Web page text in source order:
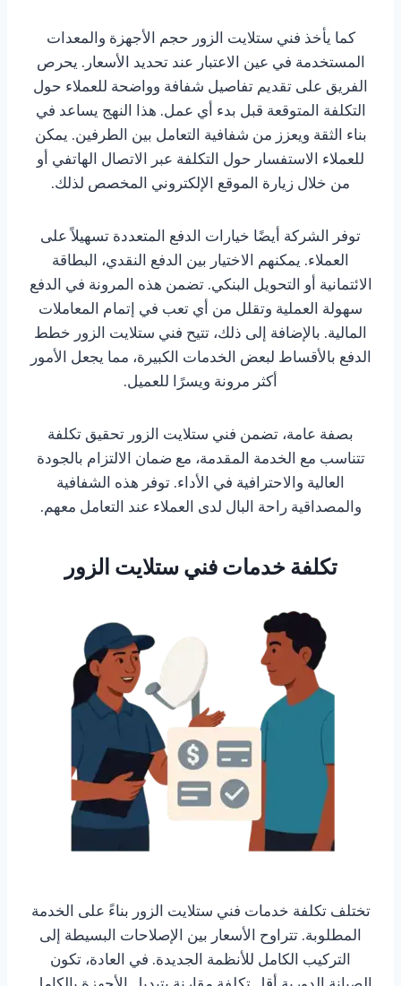
كما يأخذ فني ستلايت الزور حجم الأجهزة والمعدات
المستخدمة في عين الاعتبار عند تحديد الأسعار. يحرص
الفريق على تقديم تفاصيل شفافة وواضحة للعملاء حول
التكلفة المتوقعة قبل بدء أي عمل. هذا النهج يساعد في
بناء الثقة ويعزز من شفافية التعامل بين الطرفين. يمكن
للعملاء الاستفسار حول التكلفة عبر الاتصال الهاتفي أو
من خلال زيارة الموقع الإلكتروني المخصص لذلك.
توفر الشركة أيضًا خيارات الدفع المتعددة تسهيلاً على
العملاء. يمكنهم الاختيار بين الدفع النقدي، البطاقة
الائتمانية أو التحويل البنكي. تضمن هذه المرونة في الدفع
سهولة العملية وتقلل من أي تعب في إتمام المعاملات
المالية. بالإضافة إلى ذلك، تتيح فني ستلايت الزور خطط
الدفع بالأقساط لبعض الخدمات الكبيرة، مما يجعل الأمور
أكثر مرونة ويسرًا للعميل.
بصفة عامة، تضمن فني ستلايت الزور تحقيق تكلفة
تتناسب مع الخدمة المقدمة، مع ضمان الالتزام بالجودة
العالية والاحترافية في الأداء. توفر هذه الشفافية
والمصداقية راحة البال لدى العملاء عند التعامل معهم.
تكلفة خدمات فني ستلايت الزور
تختلف تكلفة خدمات فني ستلايت الزور بناءً على الخدمة
المطلوبة. تتراوح الأسعار بين الإصلاحات البسيطة إلى
التركيب الكامل للأنظمة الجديدة. في العادة، تكون